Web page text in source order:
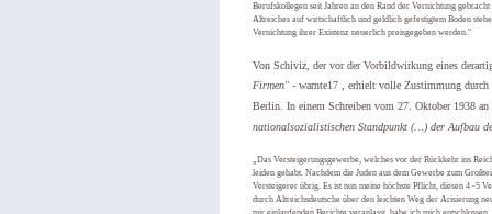
Berufskollegen seit Jahren an den Rand der Vernichtung
Altreiches auf wirtschaftlich und geldlich gefestigtem Boden
Vernichtung ihrer Existenz neuerlich preisgegeben werden."
Von Schiviz, der vor der Vorbildwirkung eines
Firmen" - warnte17 , erhielt volle Zustimmung durch
Berlin. In einem Schreiben vom 27. Oktober 1938
nationalsozialistischen Standpunkt (…) der Aufbau
„Das Versteigerungsgewerbe, welches vor der Rückkehr ins
leiden gehabt. Nachdem die Juden aus dem Gewerbe zum
Versteigerer übrig. Es ist nun meine höchste Pflicht, diesen 4 -5
durch Altreichsdeutsche über den leichten Weg der Arisierung